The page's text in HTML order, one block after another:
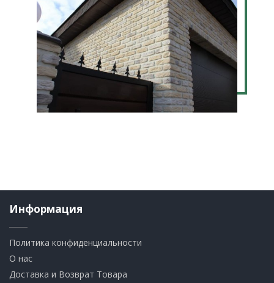
Информация
Политика конфиденциальности
О нас
Доставка и Возврат Товара